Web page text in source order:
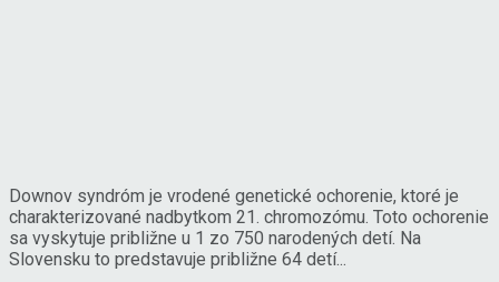
Downov syndróm je vrodené genetické ochorenie, ktoré je
charakterizované nadbytkom 21. chromozómu. Toto ochorenie
sa vyskytuje približne u 1 zo 750 narodených detí. Na
Slovensku to predstavuje približne 64 detí...